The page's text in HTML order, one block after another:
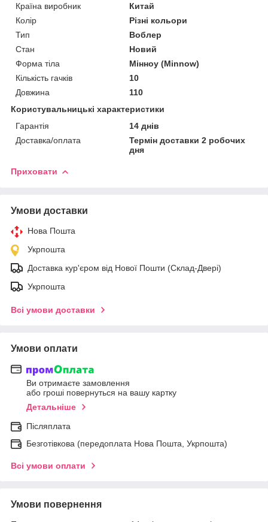
Країна виробник
Китай
Колір
Різні кольори
Тип
Воблер
Стан
Новий
Форма тіла
Мінноу (Minnow)
Кількість гачків
10
Довжина
110
Користувальницькі характеристики
Гарантія
14 днів
Доставка/оплата
Термін доставки 2 робочих
дня
Приховати
Умови доставки
Нова Пошта
Укрпошта
Доставка кур'єром від Нової Пошти (Склад-Двері)
Укрпошта
Всі умови доставки
Умови оплати
Ви отримаєте замовлення
або гроші повернуться на вашу картку
Детальніше
Післяплата
Безготівкова (передоплата Нова Пошта, Укрпошта)
Всі умови оплати
Умови повернення